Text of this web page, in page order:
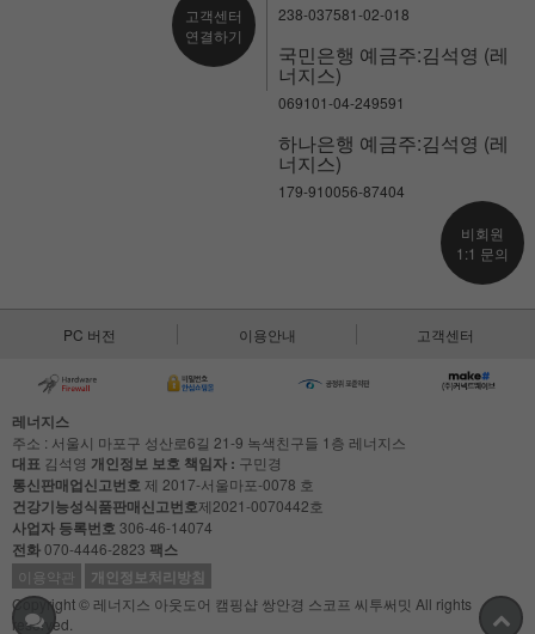
고객센터
연결하기
238-037581-02-018
국민은행 예금주:김석영 (레
너지스)
069101-04-249591
하나은행 예금주:김석영 (레
너지스)
179-910056-87404
비회원
1:1 문의
PC 버전 이용안내 고객센터
레너지스
주소 : 서울시 마포구 성산로6길 21-9 녹색친구들 1층 레너지스
대표 김석영 개인정보 보호 책임자 : 구민경
통신판매업신고번호제 2017-서울마포-0078 호
건강기능성식품판매신고번호제2021-0070442호
사업자 등록번호306-46-14074
전화070-4446-2823 팩스
이용약관 개인정보처리방침
Copyright © 레너지스 아웃도어 캠핑샵 쌍안경 스코프 씨투써밋 All rights
reserved.